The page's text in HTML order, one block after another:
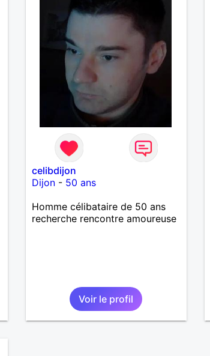
celibdijon
Dijon- 50 ans
Homme célibataire de 50 ans
recherche rencontre amoureuse
Voir le profil